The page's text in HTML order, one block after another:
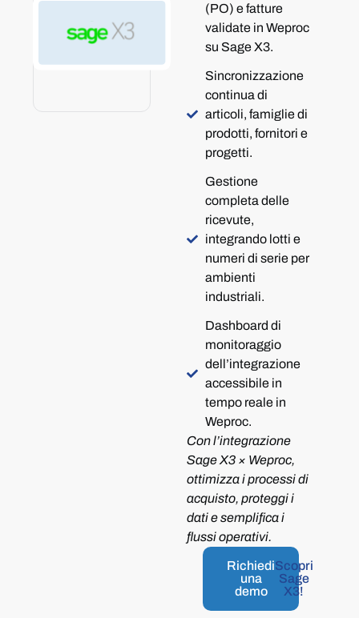
(PO) e fatture
validate in Weproc
su Sage X3.
Sincronizzazione
continua di
articoli, famiglie di
prodotti, fornitori e
progetti.
Gestione
completa delle
ricevute,
integrando lotti e
numeri di serie per
ambienti
industriali.
Dashboard di
monitoraggio
dell’integrazione
accessibile in
tempo reale in
Weproc.
Con l’integrazione
Sage X3 × Weproc,
ottimizza i processi di
acquisto, proteggi i
dati e semplifica i
flussi operativi.
Richiedi
una
demo
Scopri
Sage
X3!